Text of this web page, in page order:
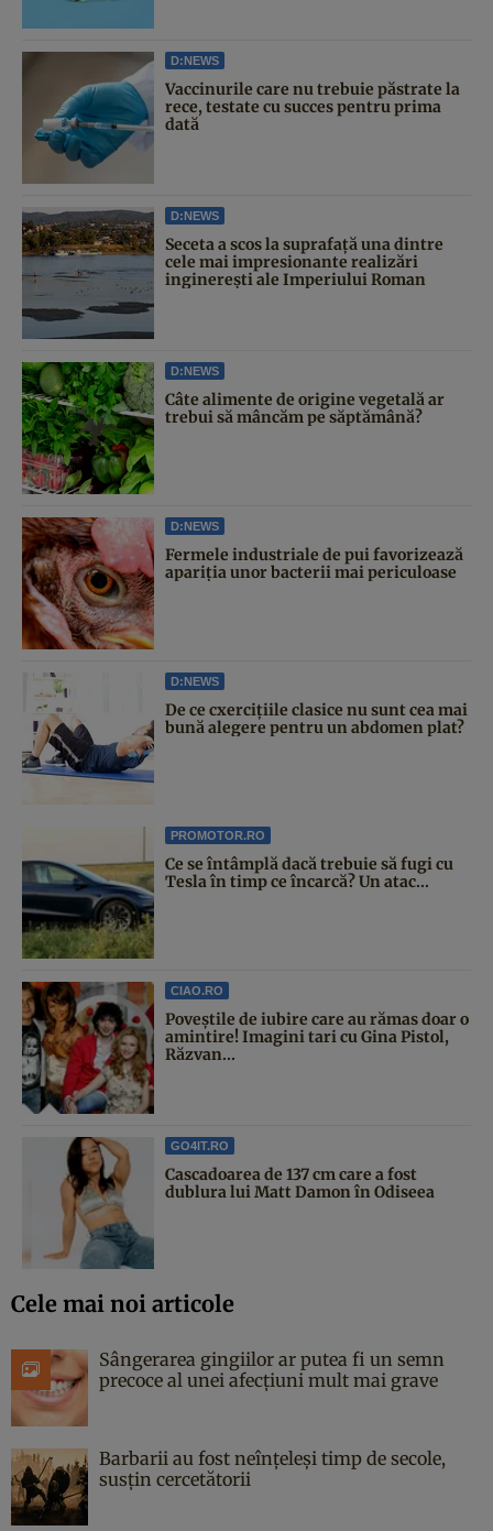
D:NEWS
Vaccinurile care nu trebuie păstrate la
rece, testate cu succes pentru prima
dată
D:NEWS
Seceta a scos la suprafață una dintre
cele mai impresionante realizări
inginerești ale Imperiului Roman
D:NEWS
Câte alimente de origine vegetală ar
trebui să mâncăm pe săptămână?
D:NEWS
Fermele industriale de pui favorizează
apariția unor bacterii mai periculoase
D:NEWS
De ce cxercițiile clasice nu sunt cea mai
bună alegere pentru un abdomen plat?
PROMOTOR.RO
Ce se întâmplă dacă trebuie să fugi cu
Tesla în timp ce încarcă? Un atac...
CIAO.RO
Poveştile de iubire care au rămas doar o
amintire! Imagini tari cu Gina Pistol,
Răzvan...
GO4IT.RO
Cascadoarea de 137 cm care a fost
dublura lui Matt Damon în Odiseea
Cele mai noi articole
Sângerarea gingiilor ar putea fi un semn
precoce al unei afecțiuni mult mai grave
Barbarii au fost neînțeleși timp de secole,
susțin cercetătorii